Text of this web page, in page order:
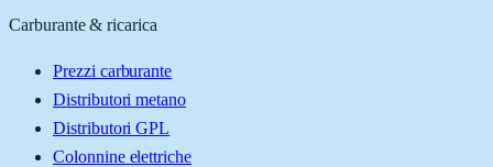
Carburante & ricarica
Prezzi carburante
Distributori metano
Distributori GPL
Colonnine elettriche